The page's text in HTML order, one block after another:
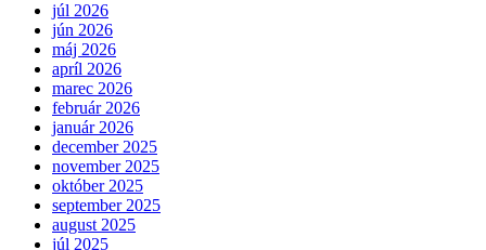
júl 2026
jún 2026
máj 2026
apríl 2026
marec 2026
február 2026
január 2026
december 2025
november 2025
október 2025
september 2025
august 2025
júl 2025